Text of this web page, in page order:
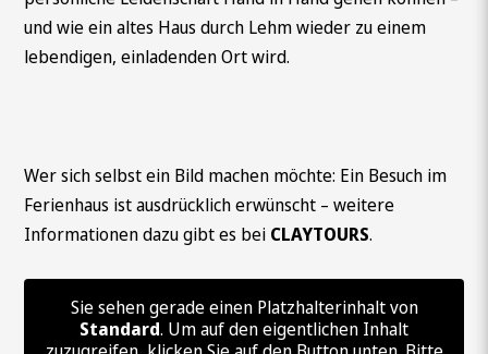
und wie ein altes Haus durch Lehm wieder zu einem
lebendigen, einladenden Ort wird.
Wer sich selbst ein Bild machen möchte: Ein Besuch im
Ferienhaus ist ausdrücklich erwünscht – weitere
Informationen dazu gibt es bei CLAYTOURS.
Sie sehen gerade einen Platzhalterinhalt von
Standard. Um auf den eigentlichen Inhalt